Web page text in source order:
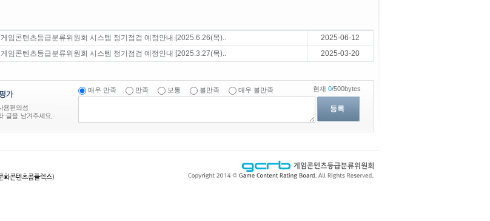
게임콘텐츠등급분류위원회 시스템 정기점검 예정안내 [2025.6.26(목).. 2025-06-12
게임콘텐츠등급분류위원회 시스템 정기점검 예정안내 [2025.3.27(목).. 2025-03-20
매우 만족 만족 보통 불만족 매우 불만족
등록
현재 0/500bytes